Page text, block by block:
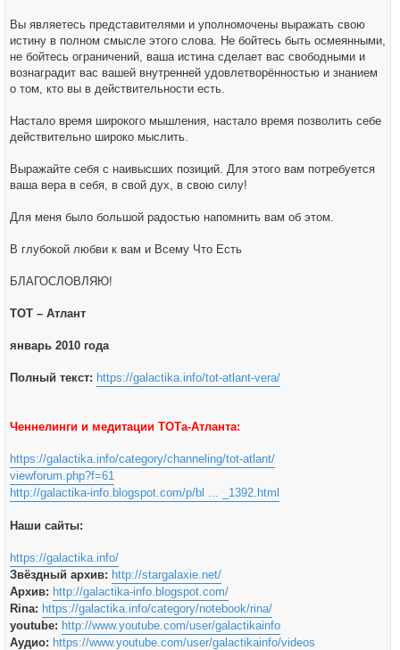
Вы являетесь представителями и уполномочены выражать свою
истину в полном смысле этого слова. Не бойтесь быть осмеянными,
не бойтесь ограничений, ваша истина сделает вас свободными и
вознаградит вас вашей внутренней удовлетворённостью и знанием
о том, кто вы в действительности есть.
Настало время широкого мышления, настало время позволить себе
действительно широко мыслить.
Выражайте себя с наивысших позиций. Для этого вам потребуется
ваша вера в себя, в свой дух, в свою силу!
Для меня было большой радостью напомнить вам об этом.
В глубокой любви к вам и Всему Что Есть
БЛАГОСЛОВЛЯЮ!
ТОТ – Атлант
январь 2010 года
Полный текст: https://galactika.info/tot-atlant-vera/
Ченнелинги и медитации ТОТа-Атланта:
https://galactika.info/category/channeling/tot-atlant/
viewforum.php?f=61
http://galactika-info.blogspot.com/p/bl ... _1392.html
Наши сайты:
https://galactika.info/
Звёздный архив: http://stargalaxie.net/
Архив: http://galactika-info.blogspot.com/
Rina: https://galactika.info/category/notebook/rina/
youtube: http://www.youtube.com/user/galactikainfo
Аудио: https://www.youtube.com/user/galactikainfo/videos